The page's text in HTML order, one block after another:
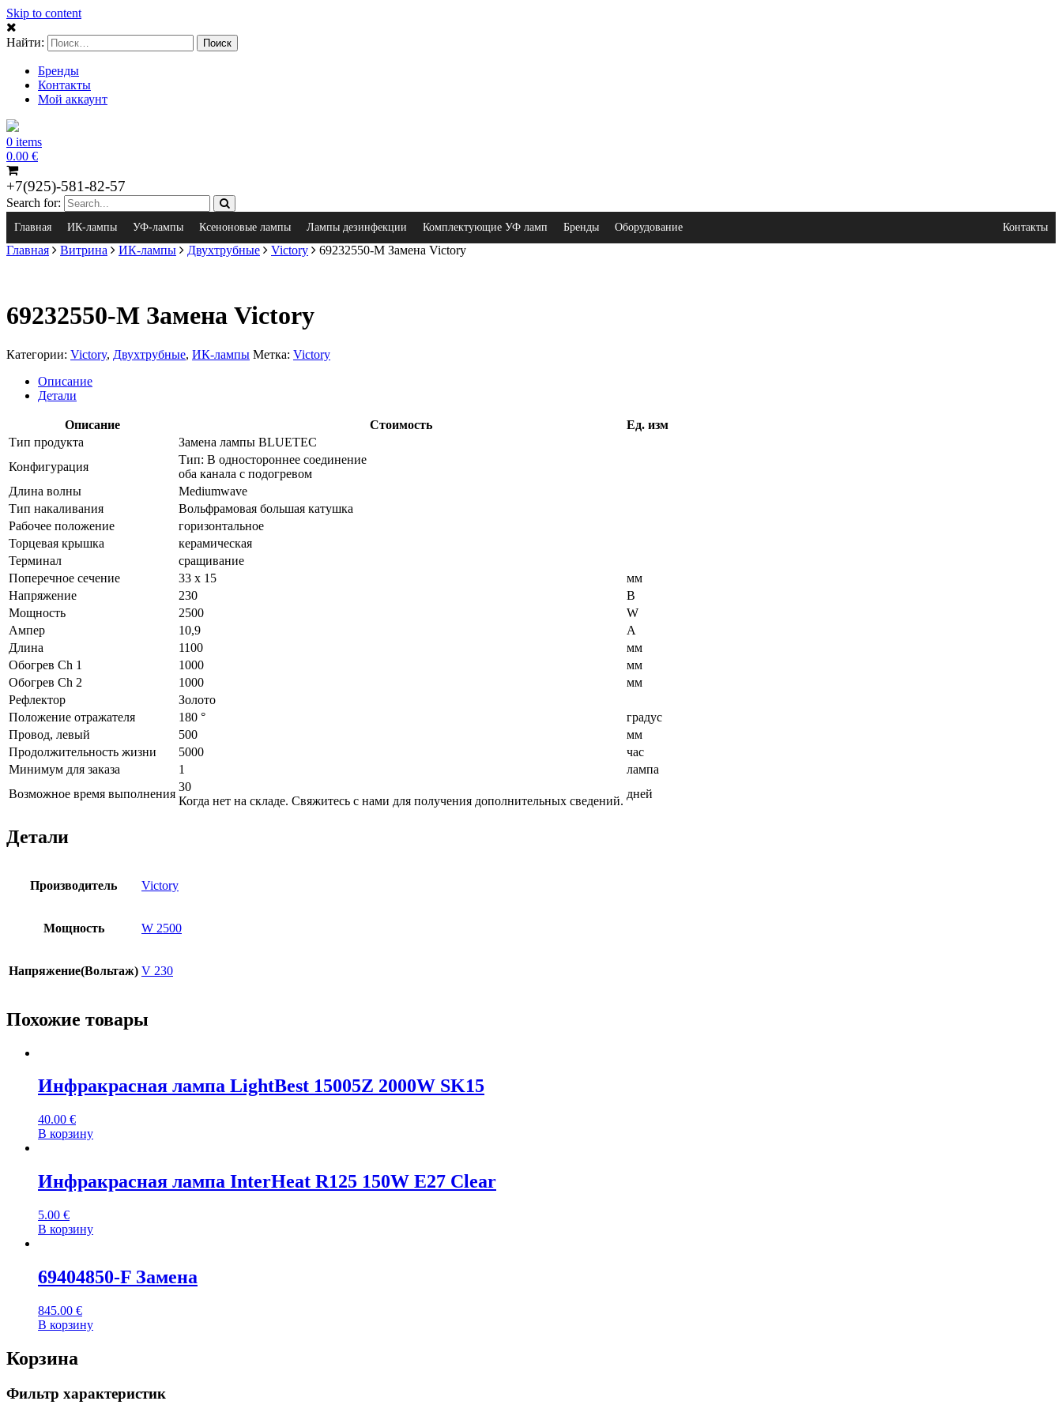
Skip to content
Найти:
Бренды
Контакты
Мой аккаунт
0 items
0.00 €
+7(925)-581-82-57
Search for:
Главная ИК-лампы УФ-лампы Ксеноновые лампы Лампы дезинфекции Комплектующие УФ ламп Бренды Оборудование Контакты
Главная Витрина ИК-лампы Двухтрубные Victory 69232550-M Замена Victory
69232550-M Замена Victory
Категории: Victory, Двухтрубные, ИК-лампы Метка: Victory
Описание
Детали
Описание Стоимость
Ед. изм
Тип продукта
Замена лампы BLUETEC
Конфигурация
Тип: B одностороннее соединение
оба канала с подогревом
Длина волны
Mediumwave
Тип накаливания
Вольфрамовая большая катушка
Рабочее положение
горизонтальное
Торцевая крышка
керамическая
Терминал
сращивание
Поперечное сечение
33 x 15
мм
Напряжение
230
В
Мощность
2500
W
Ампер
10,9
A
Длина
1100
мм
Обогрев Ch 1
1000
мм
Обогрев Ch 2
1000
мм
Рефлектор
Золото
Положение отражателя
180 °
градус
Провод, левый
500
мм
Продолжительность жизни
5000
час
Минимум для заказа
1
лампа
Возможное время выполнения
30
Когда нет на складе. Свяжитесь с нами для получения дополнительных сведений.
дней
Детали
Производитель Victory
Мощность W 2500
Напряжение(Вольтаж) V 230
Похожие товары
Инфракрасная лампа LightBest 15005Z 2000W SK15
40.00 €
В корзину
Инфракрасная лампа InterHeat R125 150W E27 Clear
5.00 €
В корзину
69404850-F Замена
845.00 €
В корзину
Корзина
Фильтр характеристик